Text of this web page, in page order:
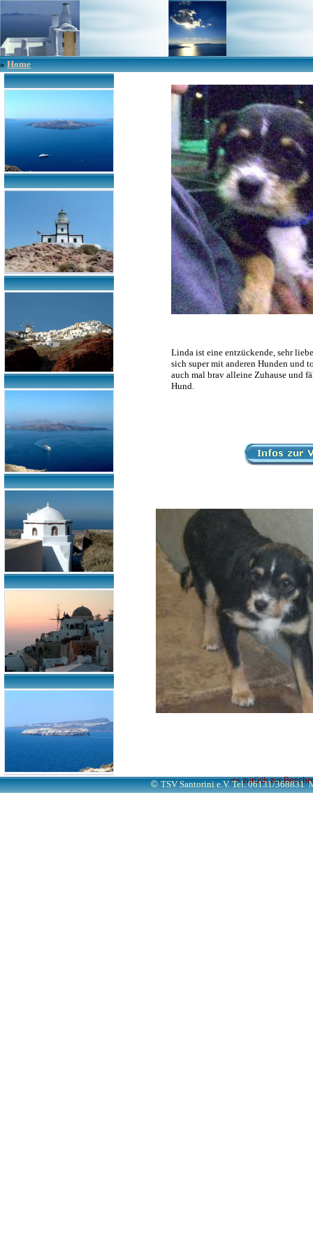
»Home
Linda ist eine entzückende, sehr
sich super mit anderen Hunden und
auch mal brav alleine Zuhause und
Hund.
<< zurück zur
©TSV Santorini e.V. Tel. 06131/368831